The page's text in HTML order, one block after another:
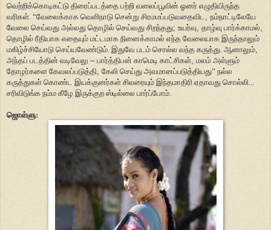
வெற்றிக்கொடிகட்டு திரைப்படத்தை பற்றி வலைப்பூவின் ஓனர் எழுதியிருந்த
வரிகள். “வேலைக்காக வெளிநாடு சென்று சிரமமப்படுவதைவிட
நம்நாட்டிலேயே
வேலை செய்வது அல்லது தொழில் செய்வது சிறந்தது; உயர்வு தாழ்வு பார்க்காமல்
தொழில் ரீதியாக எதையும் மட்டமாக நினைக்காமல் எந்த வேலையாக இருந்தாலும்
மகிழ்ச்சியோடு செய்யவேண்டும். இதுவே படம் சொல்ல வந்த கருத்து. ஆனாலும்
அந்தப் படத்தின் வடிவேலு – பார்த்திபன் காமெடி காட்சிகள் மலம் அள்ளும்
தோழர்களை கேவலப்படுத்தி கேலி செய்து அவமானப்படுத்தியது” நல்ல
கருத்துகள் கொண்ட இயக்குனர்கள் சிலரையும் இந்தமாதிரி ஏதாவது சொல்லி...
சரிவிடுங்க நம்ம கீழே இருக்குற ஸ்டில்லை பார்ப்போம்.
ஜொள்ளு: